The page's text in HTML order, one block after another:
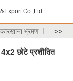
Co.,Ltd
कारखाना भ्रमण >>
छोटे प्रशीतित